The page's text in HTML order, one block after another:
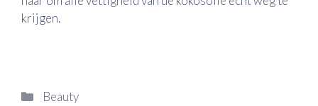
krijgen.
Categorieën
Beauty